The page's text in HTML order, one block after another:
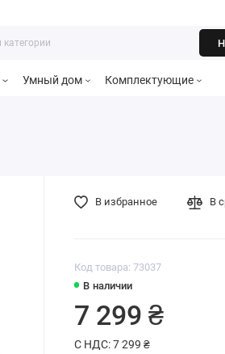
Умный дом Комплектующие
Код товара: 73037
В наличии
7 299 ₴
С НДС: 7 299 ₴
В избранное В